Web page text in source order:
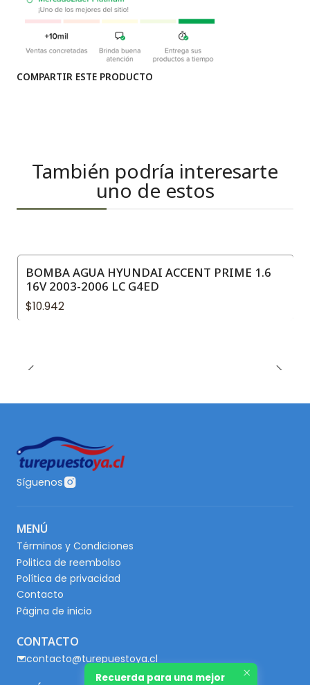
COMPARTIR ESTE PRODUCTO
También podría interesarte
uno de estos
BOMBA AGUA HYUNDAI ACCENT PRIME 1.6
16V 2003-2006 LC G4ED
$10.942
Síguenos
MENÚ
Términos y Condiciones
Politica de reembolso
Política de privacidad
Contacto
Página de inicio
CONTACTO
contacto@turepuestoya.cl
Recuerda para una mejor